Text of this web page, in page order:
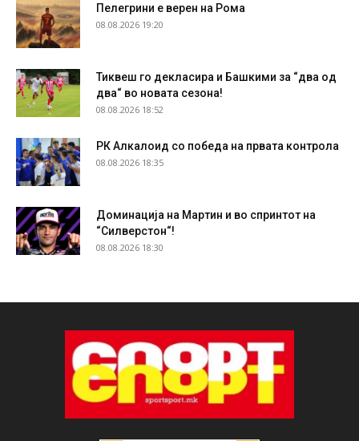
Пелегрини е верен на Рома
08.08.2026 19:20
Тиквеш го декласира и Башкими за “два од
два“ во новата сезона!
08.08.2026 18:52
РК Алкалоид со победа на првата контрола
08.08.2026 18:35
Доминација на Мартин и во спринтот на
“Силверстон“!
08.08.2026 18:30